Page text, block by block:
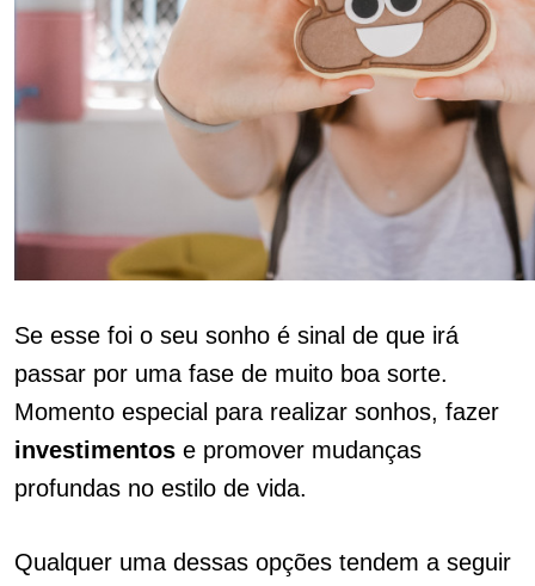
Se esse foi o seu sonho é sinal de que irá
passar por uma fase de muito boa sorte.
Momento especial para realizar sonhos, fazer
investimentos e promover mudanças
profundas no estilo de vida.
Qualquer uma dessas opções tendem a seguir